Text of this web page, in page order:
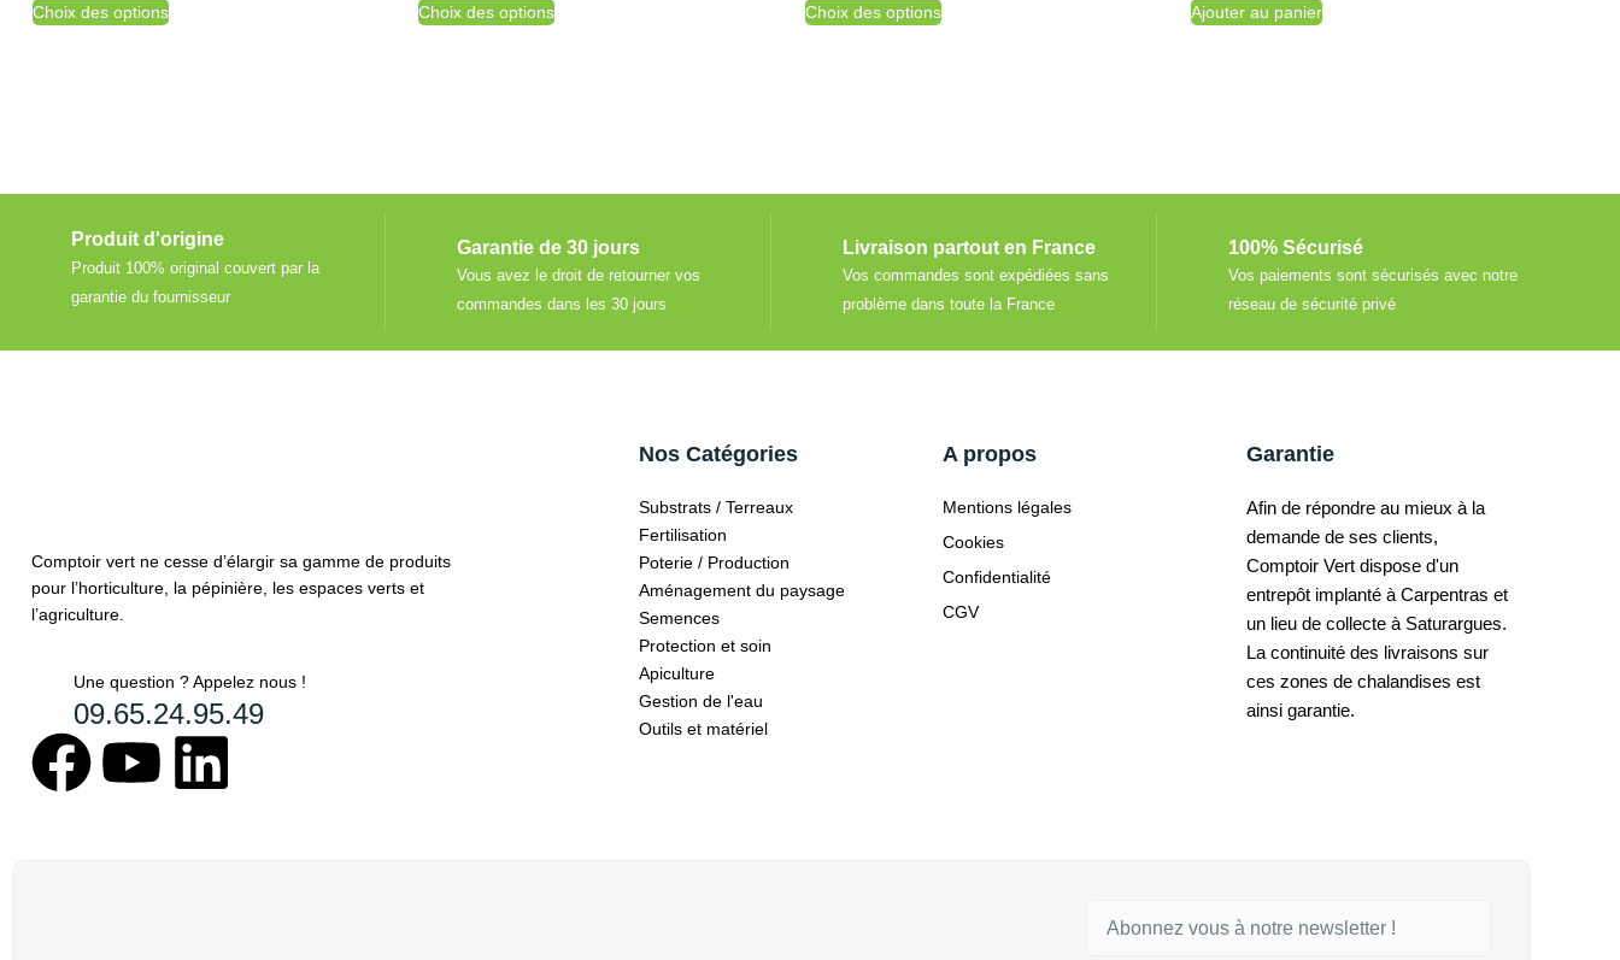
Choix des options Choix des options Choix des options Ajouter au panier
Produit d'origine
Produit 100% original couvert par la
garantie du fournisseur
Garantie de 30 jours
Vous avez le droit de retourner vos
commandes dans les 30 jours
Livraison partout en France
Vos commandes sont expédiées sans
problème dans toute la France
100% Sécurisé
Vos paiements sont sécurisés avec notre
réseau de sécurité privé
Comptoir vert ne cesse d’élargir sa gamme de produits
pour l’horticulture, la pépinière, les espaces verts et
l’agriculture.
Une question ? Appelez nous !
09.65.24.95.49
Nos Catégories
Substrats / Terreaux
Fertilisation
Poterie / Production
Aménagement du paysage
Semences
Protection et soin
Apiculture
Gestion de l'eau
Outils et matériel
A propos
Mentions légales
Cookies
Confidentialité
CGV
Garantie
Afin de répondre au mieux à la
demande de ses clients,
Comptoir Vert dispose d'un
entrepôt implanté à Carpentras et
un lieu de collecte à Saturargues.
La continuité des livraisons sur
ces zones de chalandises est
ainsi garantie.